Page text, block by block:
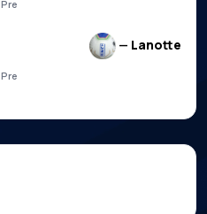
Pre
— Lanotte
Pre